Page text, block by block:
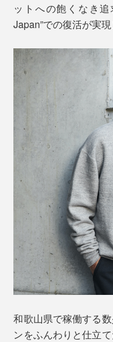
ットへの飽くなき
Japan”での復活が実現
和歌山県で稼働する
ンをふんわりと仕立